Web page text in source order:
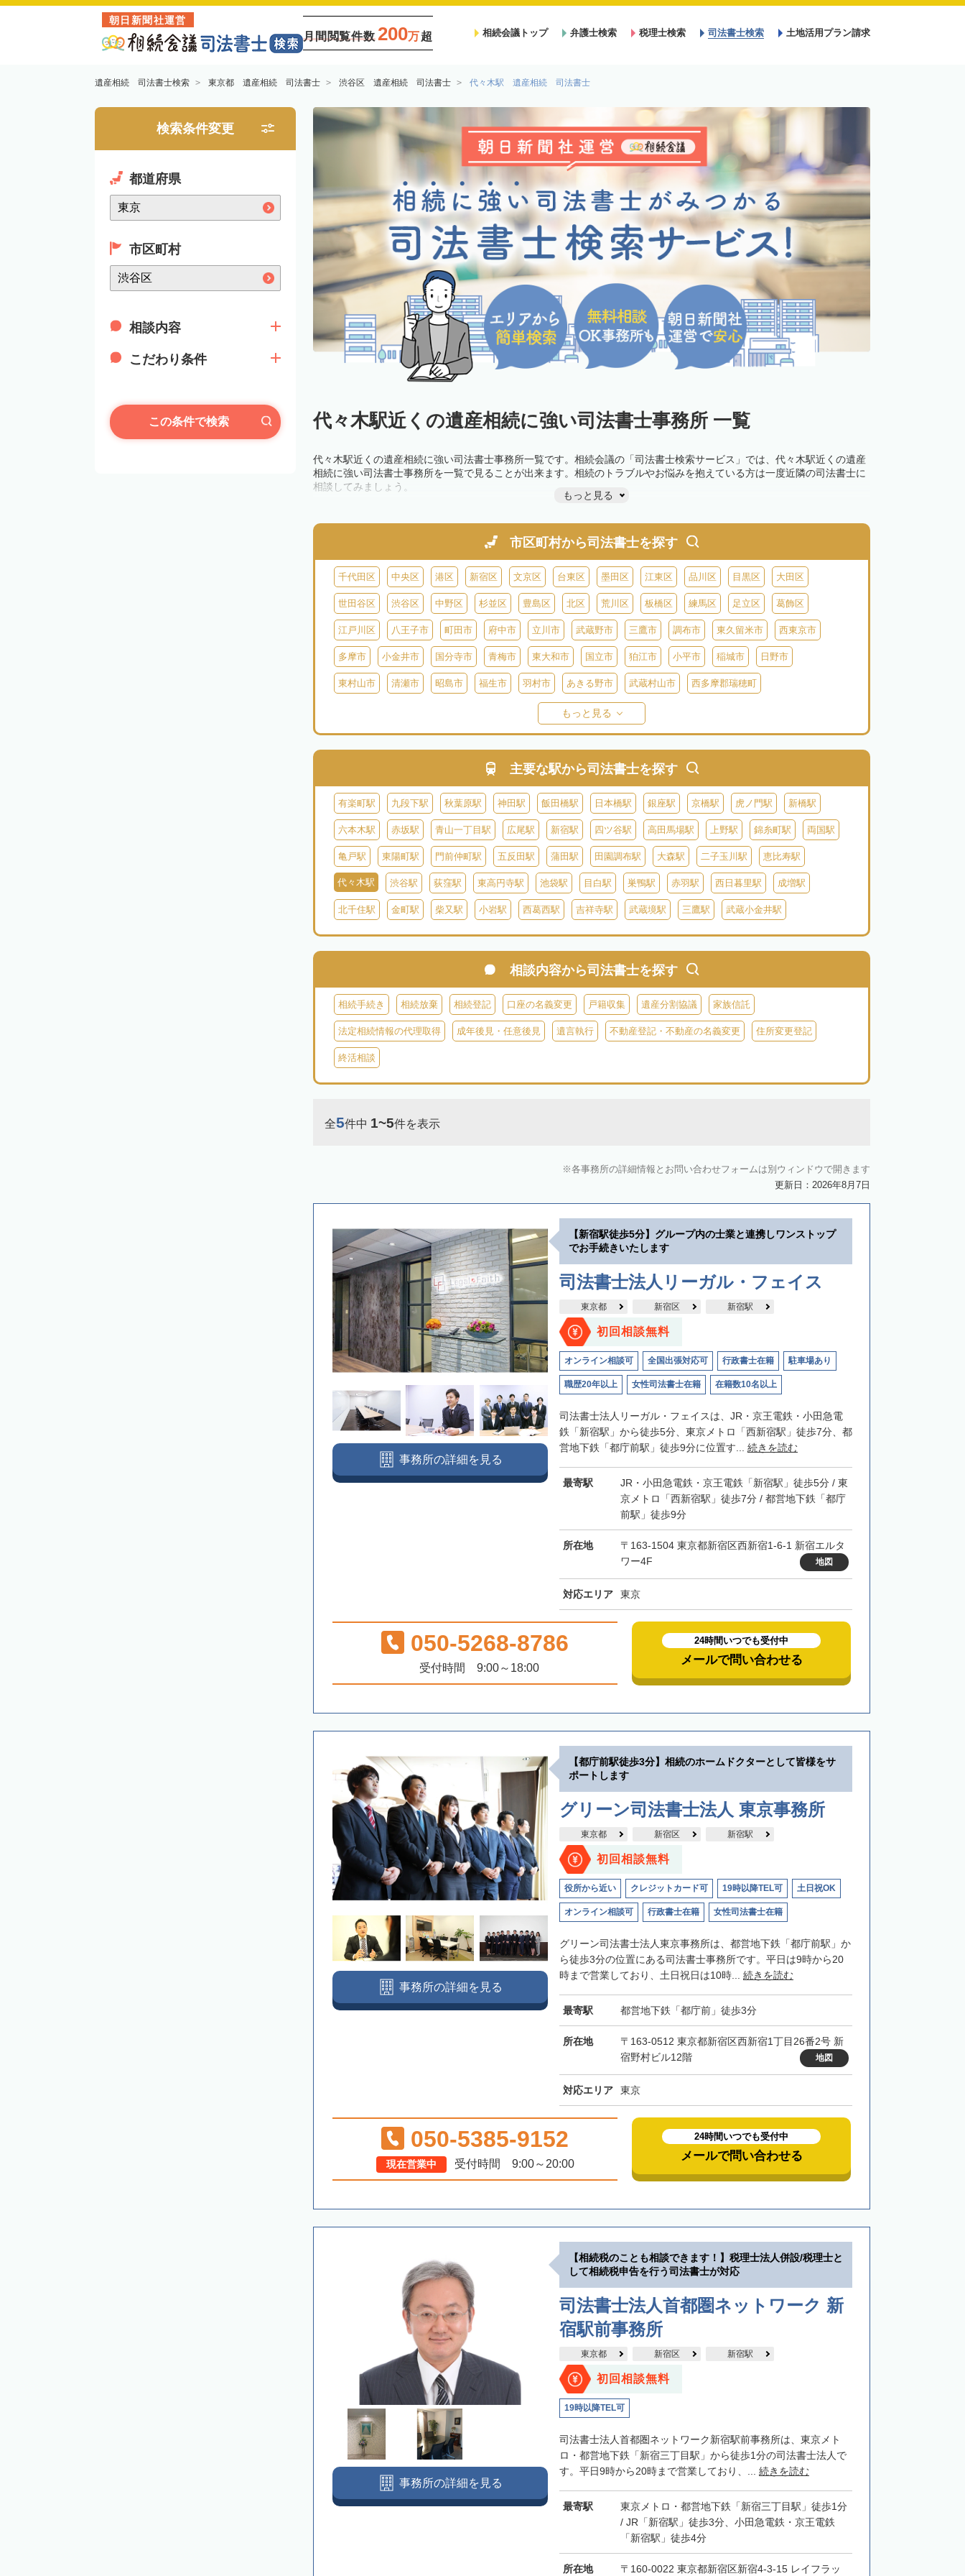
朝日新聞社運営
月間閲覧件数 200万超 相続会議トップ 弁護士検索 税理士検索 司法書士検索 土地活用プラン請求
遺産相続 司法書士検索 東京都 遺産相続 司法書士 渋谷区 遺産相続 司法書士 代々木駅 遺産相続 司法書士
検索条件変更
都道府県
市区町村
相談内容
こだわり条件
この条件で検索 代々木駅近くの遺産相続に強い司法書士事務所 一覧
代々木駅近くの遺産相続に強い司法書士事務所一覧です。相続会議の「司法書士検索サービス」では、代々木駅近くの遺産
相続に強い司法書士事務所を一覧で見ることが出来ます。相続のトラブルやお悩みを抱えている方は一度近隣の司法書士に
相談してみましょう。
もっと見る
市区町村から司法書士を探す
千代田区 中央区 港区 新宿区 文京区 台東区 墨田区 江東区 品川区 目黒区 大田区
世田谷区 渋谷区 中野区 杉並区 豊島区 北区 荒川区 板橋区 練馬区 足立区 葛飾区
江戸川区 八王子市 町田市 府中市 立川市 武蔵野市 三鷹市 調布市 東久留米市 西東京市
多摩市 小金井市 国分寺市 青梅市 東大和市 国立市 狛江市 小平市 稲城市 日野市
東村山市 清瀬市 昭島市 福生市 羽村市 あきる野市 武蔵村山市 西多摩郡瑞穂町
西多摩郡檜原村 伊豆大島
御蔵島 八丈島 青ヶ島 小笠原村
もっと見る
主要な駅から司法書士を探す
有楽町駅 九段下駅 秋葉原駅 神田駅 飯田橋駅 日本橋駅 銀座駅 京橋駅 虎ノ門駅 新橋駅
六本木駅 赤坂駅 青山一丁目駅 広尾駅 新宿駅 四ツ谷駅 高田馬場駅 上野駅 錦糸町駅 両国駅
亀戸駅 東陽町駅 門前仲町駅 五反田駅 蒲田駅 田園調布駅 大森駅 二子玉川駅 恵比寿駅
代々木駅 渋谷駅 荻窪駅 東高円寺駅 池袋駅 目白駅 巣鴨駅 赤羽駅 西日暮里駅 成増駅
北千住駅 金町駅 柴又駅 小岩駅 西葛西駅 吉祥寺駅 武蔵境駅 三鷹駅 武蔵小金井駅
相談内容から司法書士を探す
相続手続き 相続放棄 相続登記 口座の名義変更 戸籍収集 遺産分割協議 家族信託
法定相続情報の代理取得 成年後見・任意後見 遺言執行 不動産登記・不動産の名義変更 住所変更登記
終活相談
全5件中 1~5件を表示
各事務所の詳細情報とお問い合わせフォームは別ウィンドウで開きます
更新日：2026年8月7日
【新宿駅徒歩5分】グループ内の士業と連携しワンストップ
でお手続きいたします
司法書士法人リーガル・フェイス
東京都 新宿区 新宿駅
初回相談無料
オンライン相談可 全国出張対応可 行政書士在籍 駐車場あり
職歴20年以上 女性司法書士在籍 在籍数10名以上
司法書士法人リーガル・フェイスは、JR・京王電鉄・小田急電
鉄「新宿駅」から徒歩5分、東京メトロ「西新宿駅」徒歩7分、都
営地下鉄「都庁前駅」徒歩9分に位置す... 続きを読む
最寄駅
JR・小田急電鉄・京王電鉄「新宿駅」徒歩5分 / 東
京メトロ「西新宿駅」徒歩7分 / 都営地下鉄「都庁
前駅」徒歩9分
所在地
〒163-1504 東京都新宿区西新宿1-6-1 新宿エルタ
ワー4F
地図
対応エリア 東京
事務所の詳細を見る
050-5268-8786
受付時間 9:00～18:00
24時間いつでも受付中
メールで問い合わせる
【都庁前駅徒歩3分】相続のホームドクターとして皆様をサ
ポートします
グリーン司法書士法人 東京事務所
東京都 新宿区 新宿駅
初回相談無料
役所から近い クレジットカード可 19時以降TEL可 土日祝OK
オンライン相談可 行政書士在籍 女性司法書士在籍
グリーン司法書士法人東京事務所は、都営地下鉄「都庁前駅」か
ら徒歩3分の位置にある司法書士事務所です。平日は9時から20
時まで営業しており、土日祝日は10時... 続きを読む
最寄駅 都営地下鉄「都庁前」徒歩3分
所在地
〒163-0512 東京都新宿区西新宿1丁目26番2号 新
宿野村ビル12階
地図
対応エリア 東京
事務所の詳細を見る
050-5385-9152
現在営業中 受付時間 9:00～20:00
24時間いつでも受付中
メールで問い合わせる
【相続税のことも相談できます！】税理士法人併設/税理士と
して相続税申告を行う司法書士が対応
司法書士法人首都圏ネットワーク 新
宿駅前事務所
東京都 新宿区 新宿駅
初回相談無料
19時以降TEL可
司法書士法人首都圏ネットワーク新宿駅前事務所は、東京メト
ロ・都営地下鉄「新宿三丁目駅」から徒歩1分の司法書士法人で
す。平日9時から20時まで営業しており、... 続きを読む
最寄駅
東京メトロ・都営地下鉄「新宿三丁目駅」徒歩1分
/ JR「新宿駅」徒歩3分、小田急電鉄・京王電鉄
「新宿駅」徒歩4分
所在地 〒160-0022 東京都新宿区新宿4-3-15 レイフラッ
事務所の詳細を見る